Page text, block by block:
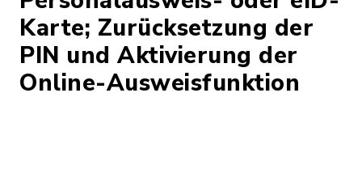
Karte; Zurücksetzung der
PIN und Aktivierung der
Online-Ausweisfunktion